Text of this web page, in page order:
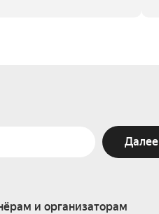
Далее
и организаторам